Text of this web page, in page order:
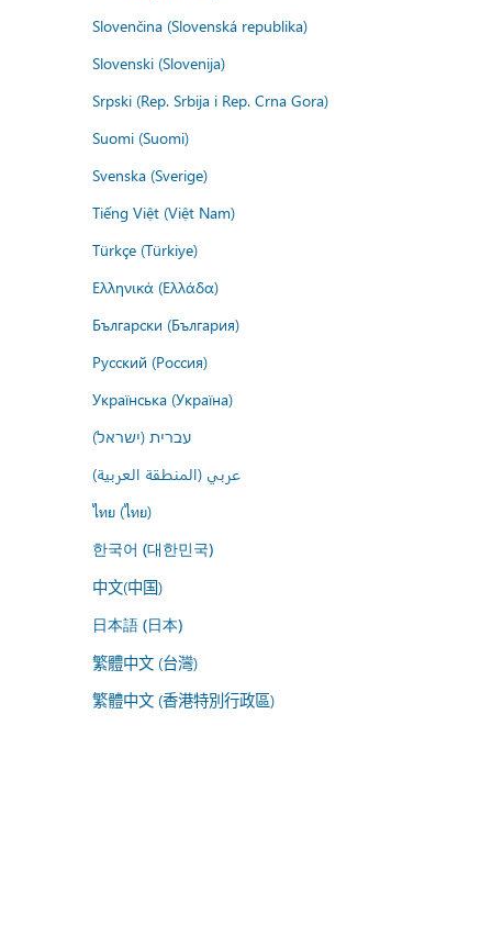
Slovenčina (Slovenská republika)
Slovenski (Slovenija)
Srpski (Rep. Srbija i Rep. Crna Gora)
Suomi (Suomi)
Svenska (Sverige)
Tiếng Việt (Việt Nam)
Türkçe (Türkiye)
Ελληνικά (Ελλάδα)
Български (България)
Русский (Россия)
Українська (Україна)
עברית (ישראל)
عربي (المنطقة العربية)
ไทย (ไทย)
한국어 (대한민국)
中文(中国)
日本語 (日本)
繁體中文 (台灣)
繁體中文 (香港特別行政區)